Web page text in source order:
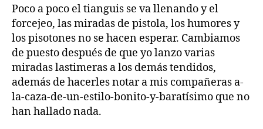
Poco a poco el tianguis se va llenando y el
forcejeo, las miradas de pistola, los humores y
los pisotones no se hacen esperar. Cambiamos
de puesto después de que yo lanzo varias
miradas lastimeras a los demás tendidos,
además de hacerles notar a mis compañeras a-
la-caza-de-un-estilo-bonito-y-baratísimo que no
han hallado nada.